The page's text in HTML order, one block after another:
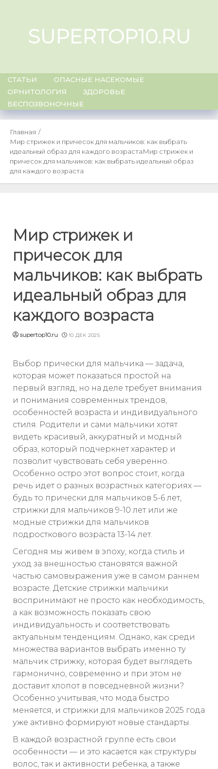
contentSUPERTOP10.RU
СТАТЬИ
ОПАСНЫЕ НАСЕКОМЫЕ
ОРНИТОЛОГИЯ
ЗДОРОВЬЕ
БЕСПОЗВОНОЧНЫЕ
Главная
Мир стрижек и причесок для мальчиков: как выбрать
идеальный образ для каждого возрастаМир стрижек и
причесок для мальчиков: как выбрать идеальный образ
для каждого возраста
Мир стрижек и
причесок для
мальчиков: как выбрать
идеальный образ для
каждого возраста
supertop10.ru 10 ДЕК 2025
Выбор прически для мальчика — задача,
которая может показаться простой на
первый взгляд, но на деле требует внимания
и понимания современных трендов,
особенностей возраста и индивидуального
стиля. Родители и сами мальчики хотят
видеть красивый, аккуратный и модный
образ, который подчеркнет характер и
позволит чувствовать себя уверенно.
Особенно остро этот вопрос стоит, когда
речь идет о разных возрастных категориях —
будь то прически для мальчиков 5-6 лет,
стрижки для мальчиков 9-10 лет или же
модные стрижки для мальчиков
подросткового возраста 13-14 лет.
Сегодня мы живем в эпоху, когда стиль и
уход за внешностью становятся важной
частью самовыражения уже в самом раннем
возрасте. Детские стрижки мальчики
воспринимают не просто как необходимость,
а как возможность показать свою
индивидуальность и соответствовать
актуальным тенденциям. Однако, как среди
множества вариантов выбрать именно ту
мальчик стрижку, которая будет выглядеть
гармонично, современно и при этом не
доставит хлопот в повседневной жизни?
Особенно учитывая, что мода быстро
меняется, и стрижки для мальчиков 2025 года
уже активно формируют новые стандарты.
В каждой возрастной группе есть свои
особенности — и это касается как структуры
волос, так и активности ребенка, а также